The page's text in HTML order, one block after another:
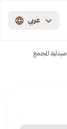
عربي
صيدلية المجتمع